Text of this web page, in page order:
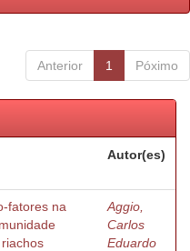
Anterior 1 Póximo
Autor(es)
fatores na
Aggio,
Carlos
Eduardo